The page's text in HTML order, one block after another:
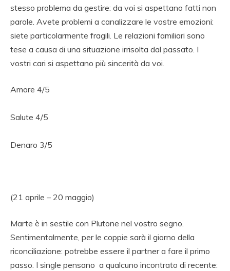
stesso problema da gestire: da voi si aspettano fatti non
parole. Avete problemi a canalizzare le vostre emozioni:
siete particolarmente fragili. Le relazioni familiari sono
tese a causa di una situazione irrisolta dal passato. I
vostri cari si aspettano più sincerità da voi.
Amore 4/5
Salute 4/5
Denaro 3/5
(21 aprile – 20 maggio)
Marte è in sestile con Plutone nel vostro segno.
Sentimentalmente, per le coppie sarà il giorno della
riconciliazione: potrebbe essere il partner a fare il primo
passo. I single pensano a qualcuno incontrato di recente: